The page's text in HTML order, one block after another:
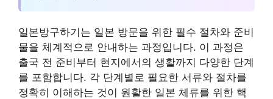
일본방구하기는 일본 방문을 위한 필수 절차와 준비
물을 체계적으로 안내하는 과정입니다. 이 과정은
출국 전 준비부터 현지에서의 생활까지 다양한 단계
를 포함합니다. 각 단계별로 필요한 서류와 절차를
정확히 이해하는 것이 원활한 일본 체류를 위한 핵